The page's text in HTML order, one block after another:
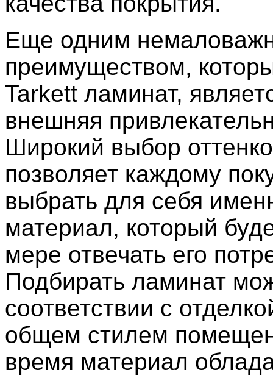
Еще одним
преимуществом,
Tarkett ламинат,
внешняя
Широкий выбор
позволяет каждому
выбрать для себя
материал, который
мере отвечать его
Подбирать ламинат
соответствии с
общем стилем
время материал